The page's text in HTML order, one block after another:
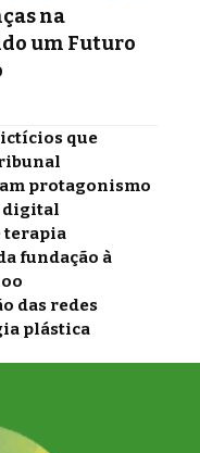
na
um Futuro
que
protagonismo
digital
terapia
fundação à
das redes
plástica